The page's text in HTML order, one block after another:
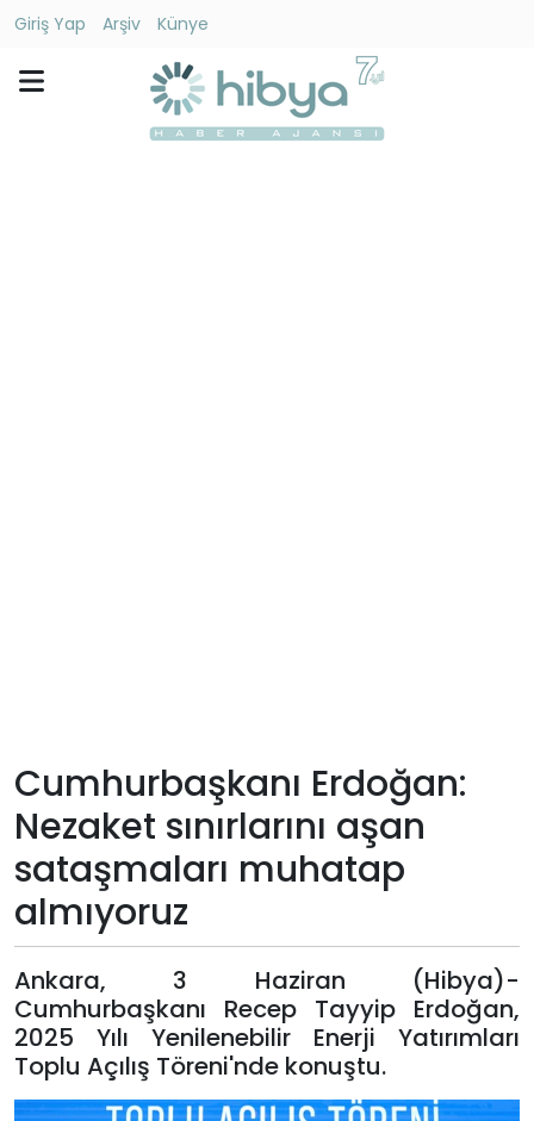
Giriş Yap Arşiv
Künye
Künye
Giriş
Yap
Cumhurbaşkanı Erdoğan:
Nezaket sınırlarını aşan
sataşmaları muhatap
almıyoruz
Ankara, 3 Haziran (Hibya)-
Cumhurbaşkanı Recep Tayyip Erdoğan,
2025 Yılı Yenilenebilir Enerji Yatırımları
Toplu Açılış Töreni'nde konuştu.